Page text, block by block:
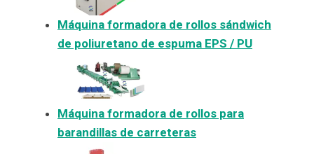
Máquina formadora de rollos sándwich
de poliuretano de espuma EPS / PU
Máquina formadora de rollos para
barandillas de carreteras